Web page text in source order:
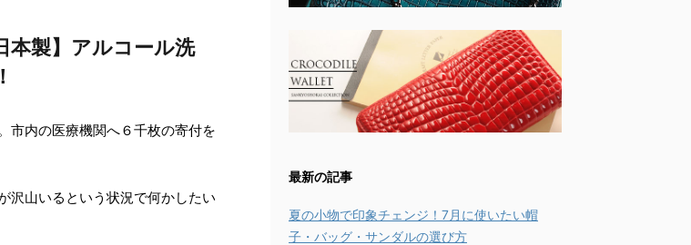
本製】アルコール洗
市内の医療機関へ６千枚の寄付を
沢山いるという状況で何かしたい
最新の記事
夏の小物で印象チェンジ！7月に使いたい帽
子・バッグ・サンダルの選び方